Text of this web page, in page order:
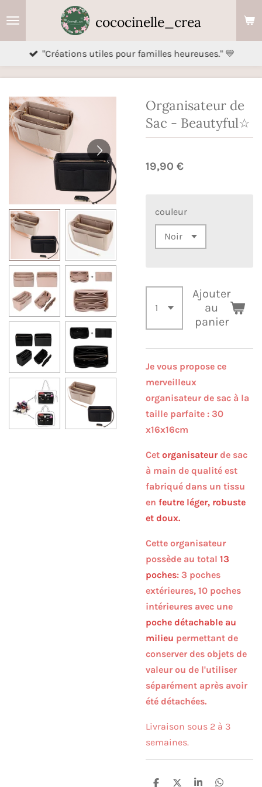
cococinelle_crea
"Créations utiles pour familles heureuses." 💛
Organisateur de
Sac - Beautyful☆
19,90 €
couleur
Ajouter
au
panier
Je vous propose ce
merveilleux
organisateur de sac à la
taille parfaite : 30
x16x16cm
Cet organisateur de sac
à main de qualité est
fabriqué dans un tissu
en feutre léger, robuste
et doux.
Cette organisateur
possède au total 13
poches: 3 poches
extérieures, 10 poches
intérieures avec une
poche détachable au
milieu permettant de
conserver des objets de
valeur ou de l'utiliser
séparément après avoir
été détachées.
Livraison sous 2 à 3
semaines.